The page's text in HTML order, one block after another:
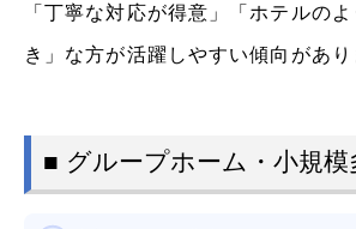
「丁寧な対応が得意」「ホテルの
き」な方が活躍しやすい傾向があり
■ グループホーム・小規模